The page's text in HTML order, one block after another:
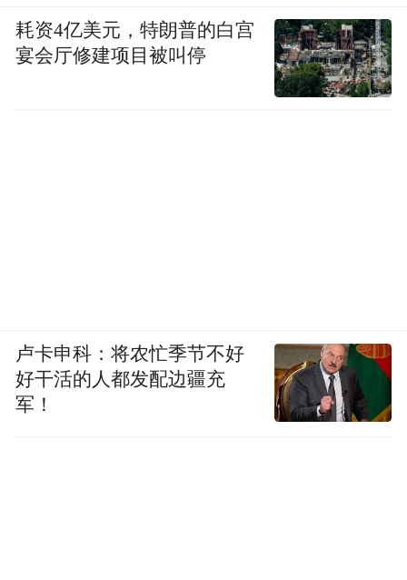
耗资4亿美元，特朗普的白宫
宴会厅修建项目被叫停
卢卡申科：将农忙季节不好
好干活的人都发配边疆充
军！